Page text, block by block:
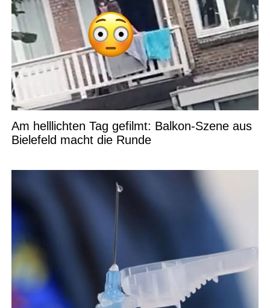
Am helllichten Tag gefilmt: Balkon-Szene aus
Bielefeld macht die Runde